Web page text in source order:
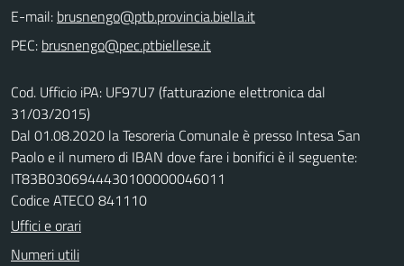
E-mail:
PEC:
Cod. Ufficio iPA: UF97U7 (fatturazione elettronica dal
31/03/2015)
Dal 01.08.2020 la Tesoreria Comunale è presso Intesa San
Paolo e il numero di IBAN dove fare i bonifici è il seguente:
IT83B0306944430100000046011
Codice ATECO 841110
Uffici e orari
Numeri utili